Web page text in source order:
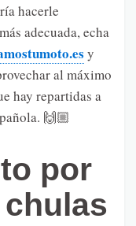
hacerle
adecuada, echa
y
al máximo
hay repartidas a
🙌🏼
por